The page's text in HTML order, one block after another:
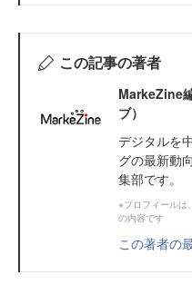
この記事の著者
MarkeZine
ブ）
デジタルを
グの最新動
集部です。
※プロフィールは
の内容です
この著者の